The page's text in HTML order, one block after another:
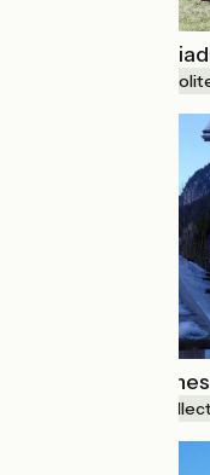
Les lodges du
Hébergements
Auberge de
Hébergements